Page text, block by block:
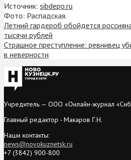
Источник: sibdepo.ru
Фото: Распадская.
Летний гардероб обойдется
тысячи рублей
Страшное преступление: ревнивец
в неверности
Учредитель — ООО «Онлайн-журнал
Главный редактор - Макаров Г.Н.
Наши контакты:
news@novokuznetsk.ru
+7 (3842) 900-800